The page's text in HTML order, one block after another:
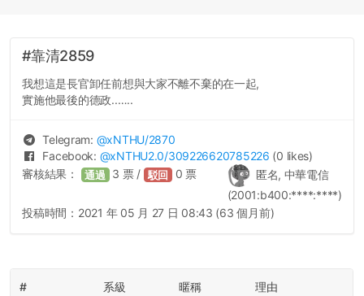
#靠清2859
我想這是長官卸任前想與大家不離不棄的在一起,
實施他最後的德政..…..
Telegram: @xNTHU/2870
Facebook: @xNTHU2.0/309226620785226 (0 likes)
匿名, 中華電信
(2001:b400:****:****)
審核結果： 通過 3 票 / 駁回 0 票
投稿時間： 2021 年 05 月 27 日 08:43 (63 個月前)
# 系級 暱稱 理由